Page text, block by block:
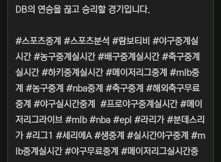
DB의 연승을 끊고 승리할 경기입니다.
#스포츠중계 #스포츠분석 #람보티비 #야구중계실
시간 #농구중계실시간 #배구중계실시간 #축구중계
실시간 #하키중계실시간 #메이저리그중계 #mlb중
계 #농구중계 #nba중계 #축구중계 #해외축구무료
중계 #야구실시간중계 #프로야구중계실시간 #메이
저리그라이브 #mlb #nba #epl #라리가 #분데스리
가 #리그1 #세리에A #생중계 #실시간야구중계 #m
lb중계실시간 #야구무료중계 #메이저리그실시간중